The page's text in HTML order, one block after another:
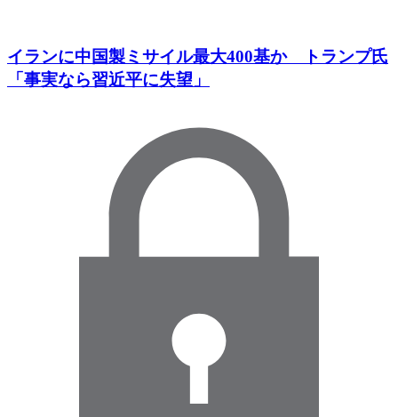
イランに中国製ミサイル最大400基か トランプ氏
「事実なら習近平に失望」